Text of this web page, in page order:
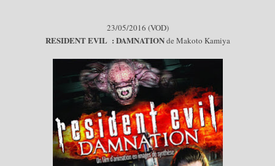
23/05/2016 (VOD)
RESIDENT EVIL: DAMNATIONde Makoto Kamiya